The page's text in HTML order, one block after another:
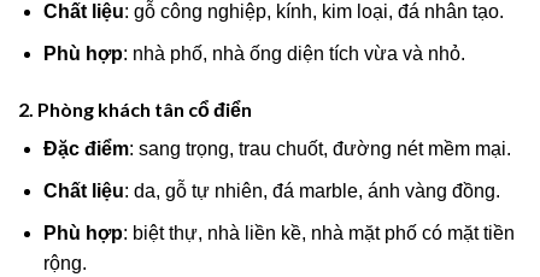
Chất liệu: gỗ công nghiệp, kính, kim loại, đá nhân tạo.
Phù hợp: nhà phố, nhà ống diện tích vừa và nhỏ.
2. Phòng khách tân cổ điển
Đặc điểm: sang trọng, trau chuốt, đường nét mềm mại.
Chất liệu: da, gỗ tự nhiên, đá marble, ánh vàng đồng.
Phù hợp: biệt thự, nhà liền kề, nhà mặt phố có mặt tiền
rộng.